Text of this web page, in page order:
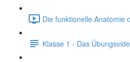
Die funktionelle Anatomie
Klasse 1 - Das